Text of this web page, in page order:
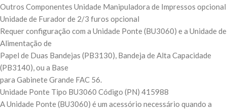
Outros Componentes Unidade Manipuladora de Impressos opcional
Unidade de Furador de 2/3 furos opcional
Requer configuração com a Unidade Ponte (BU3060) e a Unidade de
Alimentação de
Papel de Duas Bandejas (PB3130), Bandeja de Alta Capacidade
(PB3140), ou a Base
para Gabinete Grande FAC 56.
Unidade Ponte Tipo BU3060 Código (PN) 415988
A Unidade Ponte (BU3060) é um acessório necessário quando a